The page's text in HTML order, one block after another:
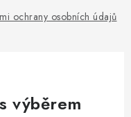
ochrany osobních údajů
výběrem